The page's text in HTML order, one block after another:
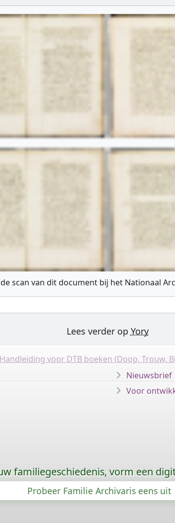
scan van dit document bij het Nationaal
Lees verder op Yory
Handleiding voor DTB boeken (Doop, Trouw,
Nieuwsbrief
Voor
familiegeschiedenis, vorm een
Probeer Familie Archivaris eens uit